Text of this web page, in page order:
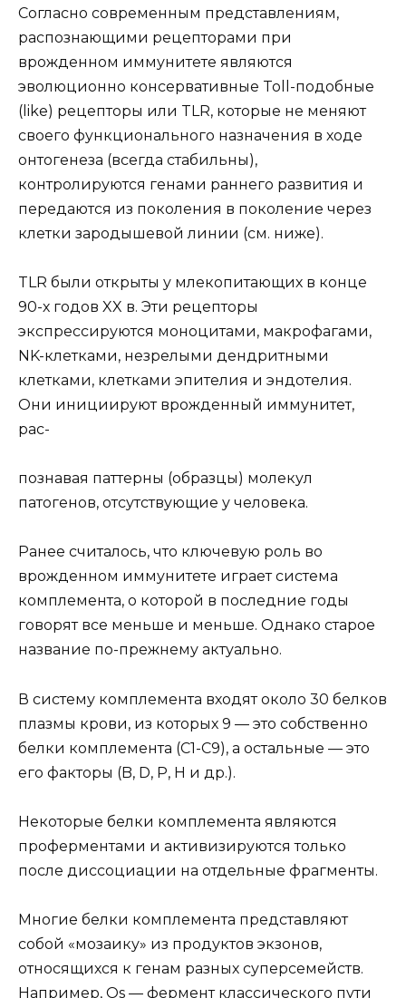
Согласно современным представлениям,
распознающими рецепторами при
врожденном иммунитете являются
эволюционно консервативные Toll-подобные
(like) рецепторы или TLR, которые не меняют
своего функционального назначения в ходе
онтогенеза (всегда стабильны),
контролируются генами раннего развития и
передаются из поколения в поколение через
клетки зародышевой линии (см. ниже).
TLR были открыты у млекопитающих в конце
90-х годов XX в. Эти рецепторы
экспрессируются моноцитами, макрофагами,
NK-клетками, незрелыми дендритными
клетками, клетками эпителия и эндотелия.
Они инициируют врожденный иммунитет,
рас-
познавая паттерны (образцы) молекул
патогенов, отсутствующие у человека.
Ранее считалось, что ключевую роль во
врожденном иммунитете играет система
комплемента, о которой в последние годы
говорят все меньше и меньше. Однако старое
название по-прежнему актуально.
В систему комплемента входят около 30 белков
плазмы крови, из которых 9 — это собственно
белки комплемента (С1-С9), а остальные — это
его факторы (B, D, P, H и др.).
Некоторые белки комплемента являются
проферментами и активизируются только
после диссоциации на отдельные фрагменты.
Многие белки комплемента представляют
собой «мозаику» из продуктов экзонов,
относящихся к генам разных суперсемейств.
Например, Os — фермент классического пути